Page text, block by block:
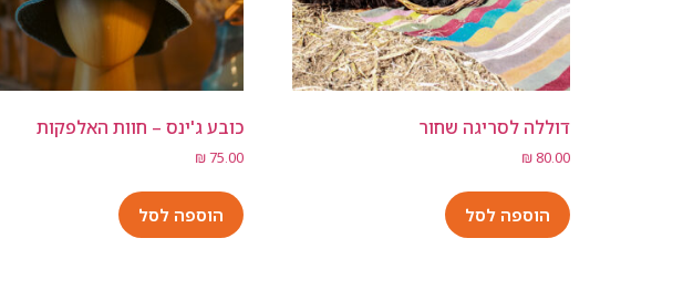
דוללה לסריגה שחור
₪ 80.00
הוספה לסל
כובע ג'ינס – חוות האלפקות
₪75.00
הוספה לסל